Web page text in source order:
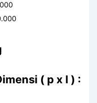
( p x l ) :